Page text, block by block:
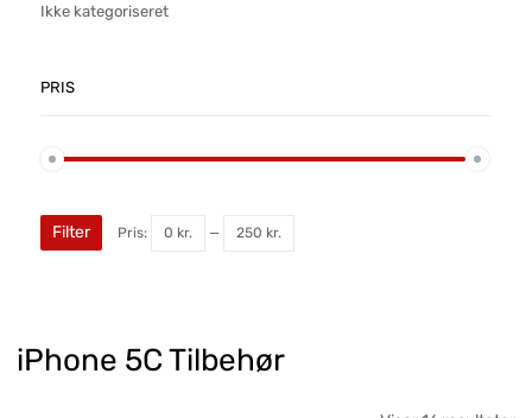
iPhone 5C Tilbehør
Ikke kategoriseret
PRIS
Filter Pris: 0 kr. — 250 kr.